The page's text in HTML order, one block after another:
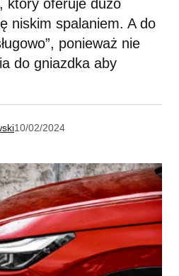
który oferuje dużo
niskim spalaniem. A do
ponieważ nie
do gniazdka aby
10/02/2024